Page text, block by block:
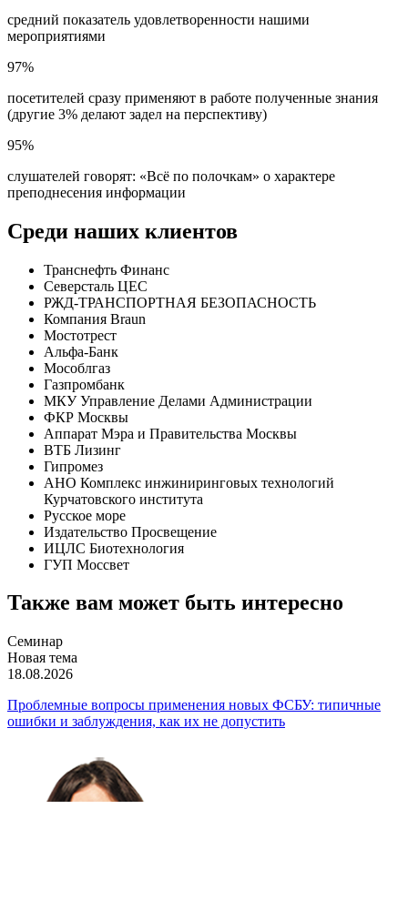
средний показатель удовлетворенности нашими
мероприятиями
97%
посетителей сразу применяют в работе полученные знания
(другие 3% делают задел на перспективу)
95%
слушателей говорят: «Всё по полочкам» о характере
преподнесения информации
Среди наших клиентов
Транснефть Финанс
Северсталь ЦЕС
РЖД-ТРАНСПОРТНАЯ БЕЗОПАСНОСТЬ
Компания Braun
Мостотрест
Альфа-Банк
Мособлгаз
Газпромбанк
МКУ Управление Делами Администрации
ФКР Москвы
Аппарат Мэра и Правительства Москвы
ВТБ Лизинг
Гипромез
АНО Комплекс инжиниринговых технологий
Курчатовского института
Русское море
Издательство Просвещение
ИЦЛС Биотехнология
ГУП Моссвет
Также вам может быть интересно
Семинар
Новая тема
18.08.2026
Проблемные вопросы применения новых ФСБУ: типичные
ошибки и заблуждения, как их не допустить